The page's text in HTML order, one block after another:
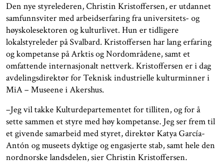
Den nye styrelederen, Christin Kristoffersen, er utdannet
samfunnsviter med arbeidserfaring fra universitets- og
høyskolesektoren og kulturlivet. Hun er tidligere
lokalstyreleder på Svalbard. Kristoffersen har lang erfaring
og kompetanse på Arktis og Nordområdene, samt et
omfattende internasjonalt nettverk. Kristoffersen er i dag
avdelingsdirektør for Teknisk industrielle kulturminner i
MiA – Museene i Akershus.
–Jeg vil takke Kulturdepartementet for tilliten, og for å
sette sammen et styre med høy kompetanse. Jeg ser frem til
et givende samarbeid med styret, direktør Katya García-
Antón og museets dyktige og engasjerte stab, samt hele den
nordnorske landsdelen, sier Christin Kristoffersen.